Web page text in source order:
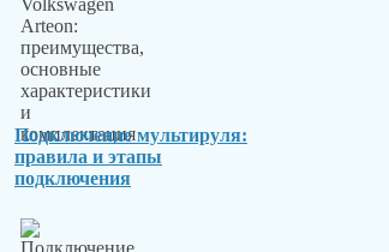
Подключение мультируля:
правила и этапы
подключения